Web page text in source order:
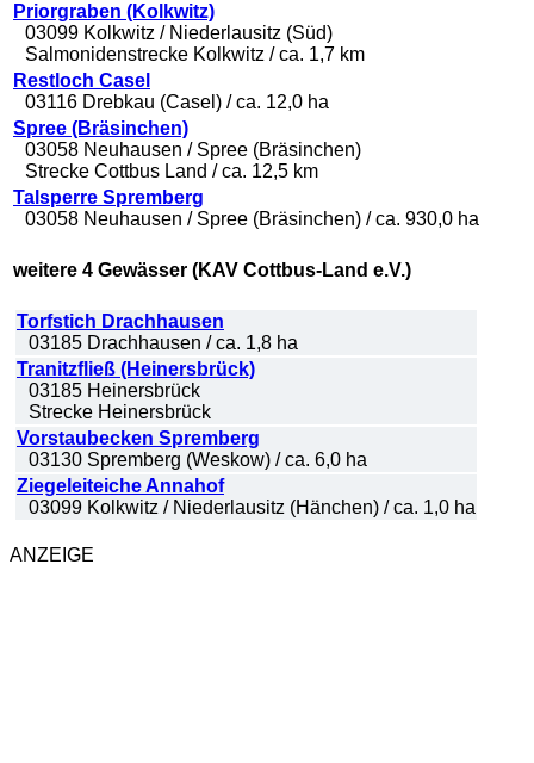
Priorgraben (Kolkwitz)
03099 Kolkwitz / Niederlausitz (Süd)
Salmonidenstrecke Kolkwitz / ca. 1,7 km
Restloch Casel
03116 Drebkau (Casel) / ca. 12,0 ha
Spree (Bräsinchen)
03058 Neuhausen / Spree (Bräsinchen)
Strecke Cottbus Land / ca. 12,5 km
Talsperre Spremberg
03058 Neuhausen / Spree (Bräsinchen) / ca. 930,0 ha
weitere 4 Gewässer (KAV Cottbus-Land e.V.)
Torfstich Drachhausen
03185 Drachhausen / ca. 1,8 ha
Tranitzfließ (Heinersbrück)
03185 Heinersbrück
Strecke Heinersbrück
Vorstaubecken Spremberg
03130 Spremberg (Weskow) / ca. 6,0 ha
Ziegeleiteiche Annahof
03099 Kolkwitz / Niederlausitz (Hänchen) / ca. 1,0 ha
ANZEIGE